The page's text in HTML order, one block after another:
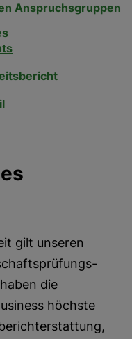
Anspruchsgruppen
gilt unseren
die
höchste